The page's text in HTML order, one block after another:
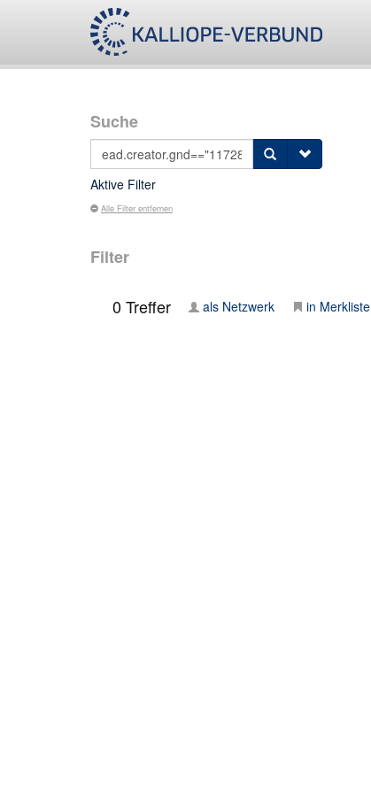
Suche
Aktive Filter
Alle Filter entfernen
Filter
0Treffer als Netzwerk in Merkliste